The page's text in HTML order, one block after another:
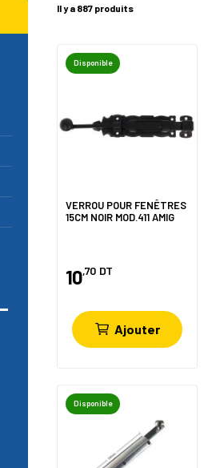
Il y a 887 produits
Disponible
VERROU POUR FENÊTRES
15CM NOIR MOD.411 AMIG
10,70 DT
Ajouter
Disponible